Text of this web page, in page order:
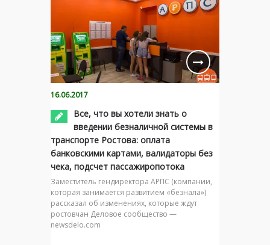
16.06.2017
Все, что вы хотели знать о
введении безналичной системы в
транспорте Ростова: оплата
банковскими картами, валидаторы без
чека, подсчет пассажиропотока
Заместитель гендиректора АРПС (компании,
которая занимается развитием «безнала»)
рассказал об изменениях, которые ждут
ростовчан Деловое сообщество —
newsdelo.com